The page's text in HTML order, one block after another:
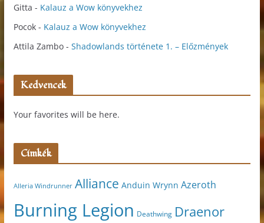
Gitta - Kalauz a Wow könyvekhez
Pocok- Kalauz a Wow könyvekhez
Attila Zambo- Shadowlands története 1. – Előzmények
Kedvencek
Your favorites will be here.
Címkék
Alleria Windrunner Alliance Anduin Wrynn Azeroth
Burning Legion Deathwing Draenor